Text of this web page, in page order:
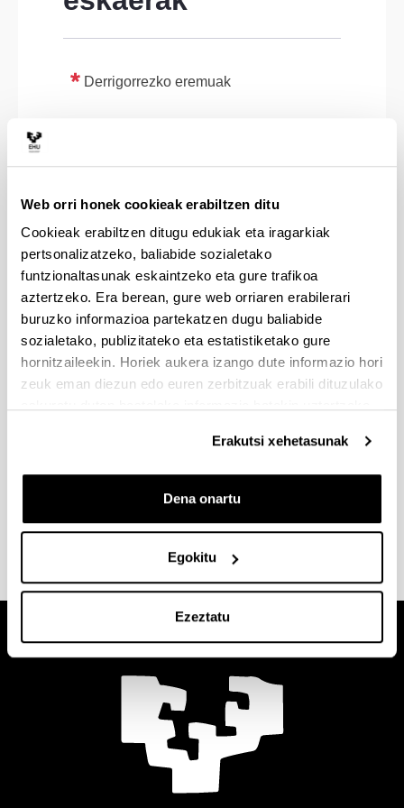
Web orri honek cookieak erabiltzen ditu
Cookieak erabiltzen ditugu edukiak eta iragarkiak
pertsonalizatzeko, baliabide sozialetako
funtzionaltasunak eskaintzeko eta gure trafikoa
aztertzeko. Era berean, gure web orriaren erabilerari
buruzko informazioa partekatzen dugu baliabide
sozialetako, publizitateko eta estatistiketako gure
hornitzaileekin. Horiek aukera izango dute informazio hori
zeuk eman diezun edo euren zerbitzuak erabili dituzulako
Erakutsi xehetasunak
Dena onartu
Egokitu
Ezeztatu
Derrigorrezko eremuak